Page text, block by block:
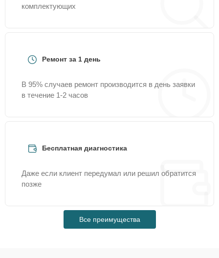
комплектующих
Ремонт за 1 день
В 95% случаев ремонт производится в день заявки
в течение 1-2 часов
Бесплатная диагностика
Даже если клиент передумал или решил обратится
позже
Все преимущества